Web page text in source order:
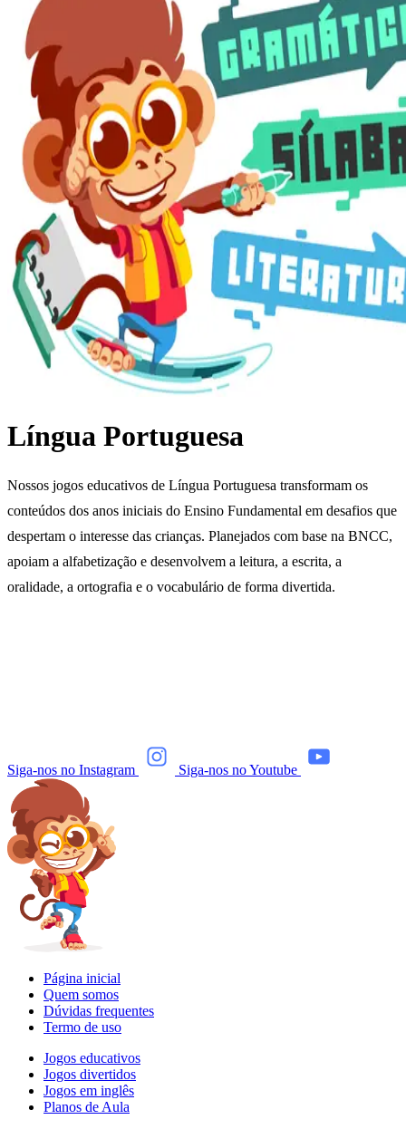
Língua Portuguesa
Nossos jogos educativos de Língua Portuguesa transformam os
conteúdos dos anos iniciais do Ensino Fundamental em desafios que
despertam o interesse das crianças. Planejados com base na BNCC,
apoiam a alfabetização e desenvolvem a leitura, a escrita, a
oralidade, a ortografia e o vocabulário de forma divertida.
Siga-nos no Instagram Siga-nos no Youtube
Página inicial
Quem somos
Dúvidas frequentes
Termo de uso
Jogos educativos
Jogos divertidos
Jogos em inglês
Planos de Aula